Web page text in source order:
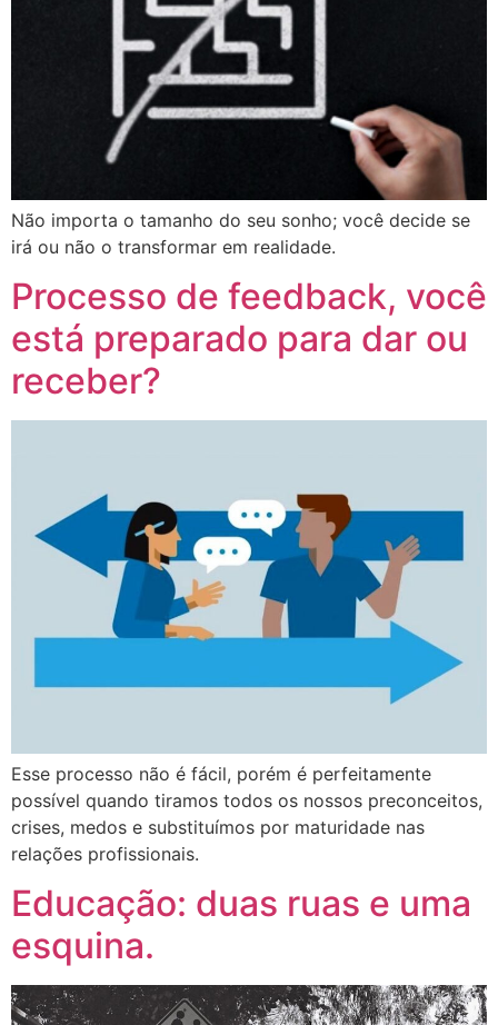
Não importa o tamanho do seu sonho; você decide se
irá ou não o transformar em realidade.
Processo de feedback, você
está preparado para dar ou
receber?
Esse processo não é fácil, porém é perfeitamente
possível quando tiramos todos os nossos preconceitos,
crises, medos e substituímos por maturidade nas
relações profissionais.
Educação: duas ruas e uma
esquina.